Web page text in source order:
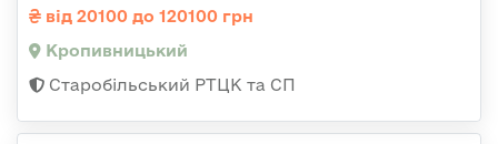
від 20100 до 120100 грн
Кропивницький
Старобільський РТЦК та СП